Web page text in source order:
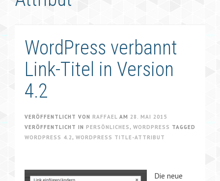
WordPress verbannt
Link-Titel in Version
4.2
VERÖFFENTLICHT VON RAFFAEL AM 28. MAI 2015
VERÖFFENTLICHT IN PERSÖNLICHES , WORDPRESS TAGGED
WORDPRESS 4.2 , WORDPRESS TITLE-ATTRIBUT
Die neue